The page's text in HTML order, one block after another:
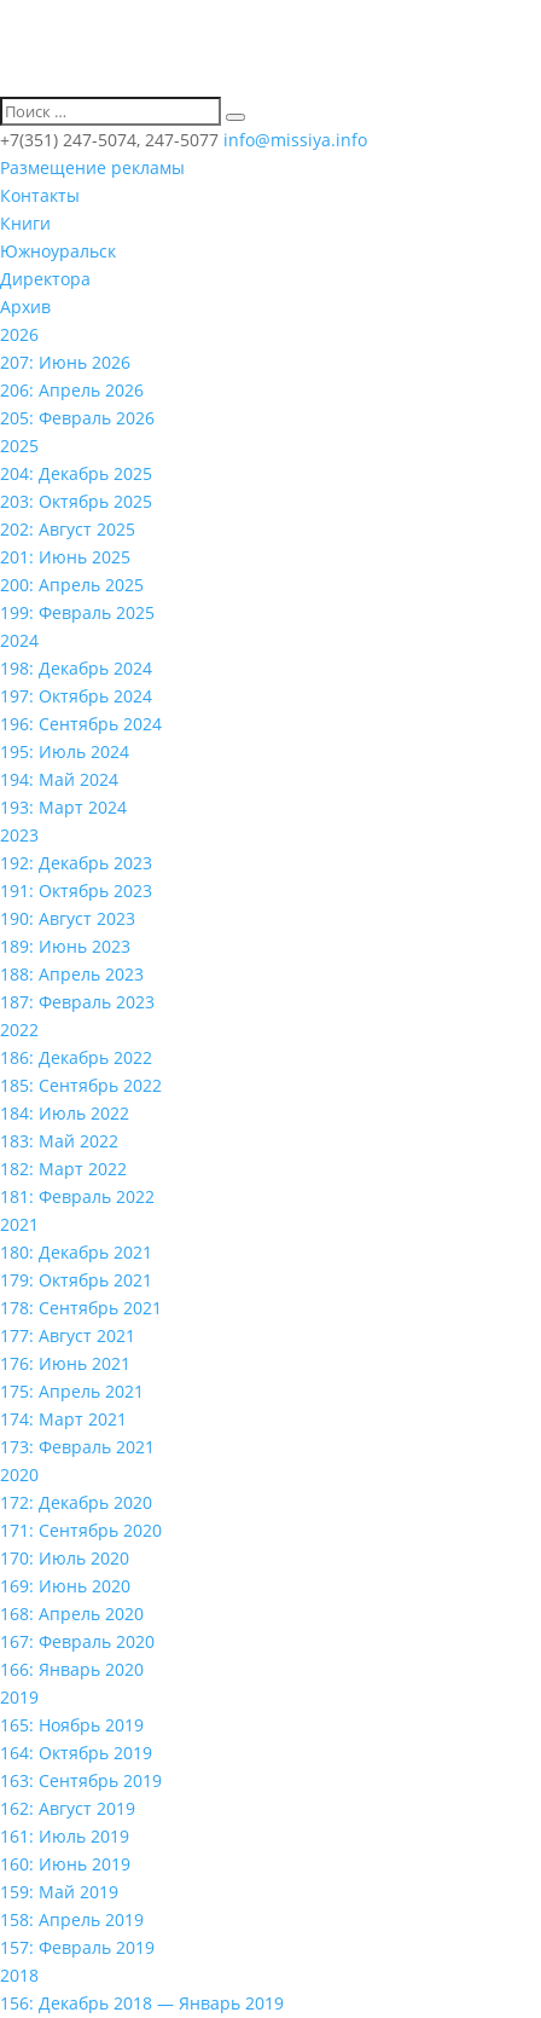
+7(351) 247-5074, 247-5077 info@missiya.info
Размещение рекламы
Контакты
Книги
Южноуральск
Директора
Архив
2026
207: Июнь 2026
206: Апрель 2026
205: Февраль 2026
2025
204: Декабрь 2025
203: Октябрь 2025
202: Август 2025
201: Июнь 2025
200: Апрель 2025
199: Февраль 2025
2024
198: Декабрь 2024
197: Октябрь 2024
196: Сентябрь 2024
195: Июль 2024
194: Май 2024
193: Март 2024
2023
192: Декабрь 2023
191: Октябрь 2023
190: Август 2023
189: Июнь 2023
188: Апрель 2023
187: Февраль 2023
2022
186: Декабрь 2022
185: Сентябрь 2022
184: Июль 2022
183: Май 2022
182: Март 2022
181: Февраль 2022
2021
180: Декабрь 2021
179: Октябрь 2021
178: Сентябрь 2021
177: Август 2021
176: Июнь 2021
175: Апрель 2021
174: Март 2021
173: Февраль 2021
2020
172: Декабрь 2020
171: Сентябрь 2020
170: Июль 2020
169: Июнь 2020
168: Апрель 2020
167: Февраль 2020
166: Январь 2020
2019
165: Ноябрь 2019
164: Октябрь 2019
163: Сентябрь 2019
162: Август 2019
161: Июль 2019
160: Июнь 2019
159: Май 2019
158: Апрель 2019
157: Февраль 2019
2018
156: Декабрь 2018 — Январь 2019